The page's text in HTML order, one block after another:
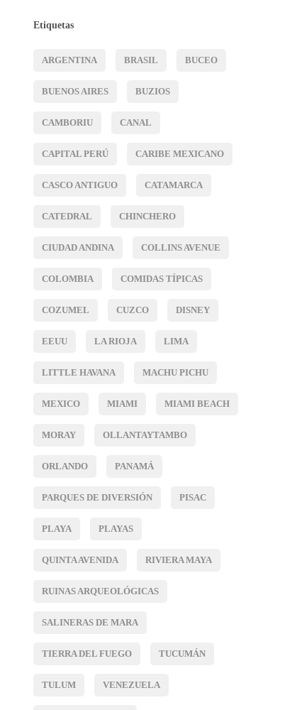
Etiquetas
ARGENTINA BRASIL BUCEO
BUENOS AIRES BUZIOS
CAMBORIU CANAL
CAPITAL PERÚ CARIBE MEXICANO
CASCO ANTIGUO CATAMARCA
CATEDRAL CHINCHERO
CIUDAD ANDINA COLLINS AVENUE
COLOMBIA COMIDAS TÍPICAS
COZUMEL CUZCO DISNEY
EEUU LA RIOJA LIMA
LITTLE HAVANA MACHU PICHU
MEXICO MIAMI MIAMI BEACH
MORAY OLLANTAYTAMBO
ORLANDO PANAMÁ
PARQUES DE DIVERSIÓN PISAC
PLAYA PLAYAS
QUINTA AVENIDA RIVIERA MAYA
RUINAS ARQUEOLÓGICAS
SALINERAS DE MARA
TIERRA DEL FUEGO TUCUMÁN
TULUM VENEZUELA